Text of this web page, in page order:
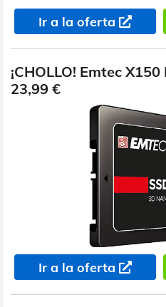
Ir a la oferta
¡CHOLLO! Emtec
23,99 €
Ir a la oferta